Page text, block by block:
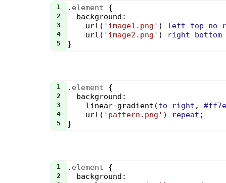
1 .element {
2 background :
3 url ( 'image1.png' ) left top no-
4 url ( 'image2.png' ) right bottom
5 }
1 .element {
2 background :
3 linear-gradient (to right ,
4 url ( 'pattern.png' ) repeat ;
5 }
1 .element {
2 background :